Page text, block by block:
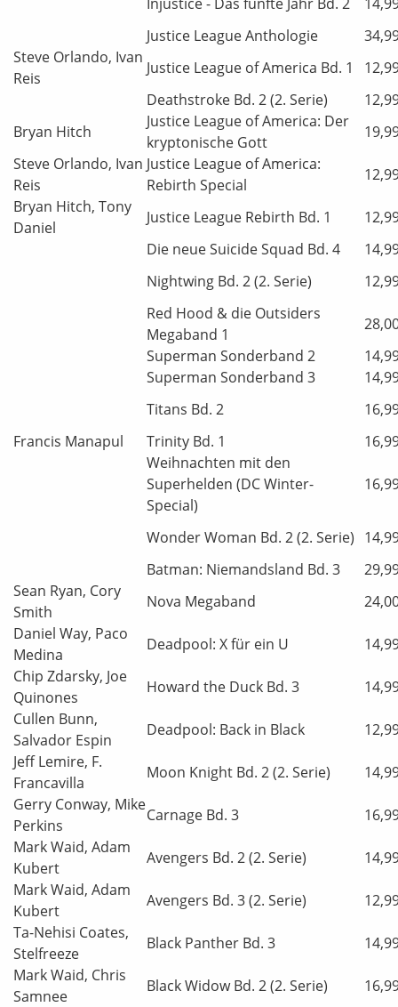
Justice League Anthologie
Steve Orlando, Ivan
Reis
Justice League of America Bd. 1
Deathstroke Bd. 2 (2. Serie)
Bryan Hitch
Justice League of America: Der
kryptonische Gott
Steve Orlando, Ivan
Reis
Justice League of America:
Rebirth Special
Bryan Hitch, Tony
Daniel
Justice League Rebirth Bd. 1
Die neue Suicide Squad Bd. 4
Nightwing Bd. 2 (2. Serie)
Red Hood & die Outsiders
Megaband 1
Superman Sonderband 2
Superman Sonderband 3
Titans Bd. 2
Francis Manapul
Trinity Bd. 1
Weihnachten mit den
Superhelden (DC Winter-
Special)
Wonder Woman Bd. 2 (2. Serie)
Batman: Niemandsland Bd. 3
Sean Ryan, Cory
Smith
Nova Megaband
Daniel Way, Paco
Medina
Deadpool: X für ein U
Chip Zdarsky, Joe
Quinones
Howard the Duck Bd. 3
Cullen Bunn,
Salvador Espin
Deadpool: Back in Black
Jeff Lemire, F.
Francavilla
Moon Knight Bd. 2 (2. Serie)
Gerry Conway, Mike
Perkins
Carnage Bd. 3
Mark Waid, Adam
Kubert
Avengers Bd. 2 (2. Serie)
Mark Waid, Adam
Kubert
Avengers Bd. 3 (2. Serie)
Ta-Nehisi Coates,
Stelfreeze
Black Panther Bd. 3
Mark Waid, Chris
Samnee
Black Widow Bd. 2 (2. Serie)